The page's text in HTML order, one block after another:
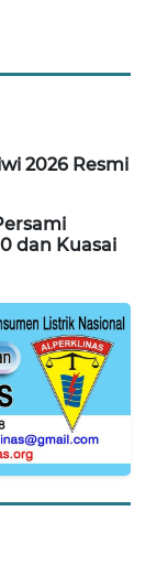
2026 Resmi
dan Kuasai